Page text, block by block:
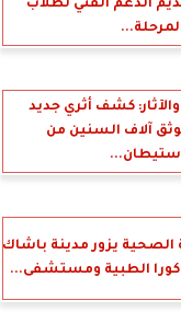
الدعم الفني لطلاب
كشف أثري جديد
آلاف السنين من
الصحية يزور مدينة باشاك
الطبية ومستشفى...